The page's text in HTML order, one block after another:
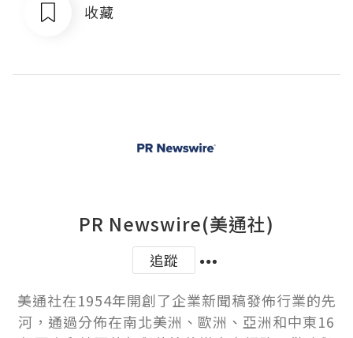
收藏
PR Newswire(美通社)
追蹤
美通社在1954年開創了企業新聞稿發佈行業的先
河，通過分佈在南北美洲、歐洲、亞洲和中東16